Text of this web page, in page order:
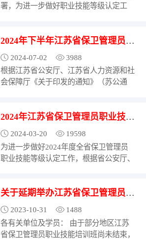
署，为进一步做好职业技能等级认定工
职业技能等级认定评价计划公告如下：
（4-10-01-01）2、保育师（4-10-01-03）
3、西式面点师...
2024年下半年江苏省保卫管理员（三级） 职业技能等级认定考试计划公告
2024-07-02
3988
根据江苏省公安厅、江苏省人力资源和社
会保障厅《关于印发的通知》（苏公通
等级认定工作，江苏（武进）技能人才服
2024年9月28日组织开展江苏省保卫管理
员（三级）职业技能等...
2024年江苏省保卫管理员职业技能等级认定考试计划公告
2024-03-20
19598
为进一步做好2024年度全省保卫管理员
职业技能等级认定工作，根据省公安厅、
案〉的通知》（苏公通〔2023〕93号）
精神，江苏（武进）技能人才服务产业园
现将2024年度江苏省保卫管理员职业技
能等级认定考试...
关于延期举办江苏省保卫管理员 职业技能等级认定的通知
2023-10-31
1488
各有关单位及学员： 由于部分地区江苏
省保卫管理员职业技能培训班尚未结束，